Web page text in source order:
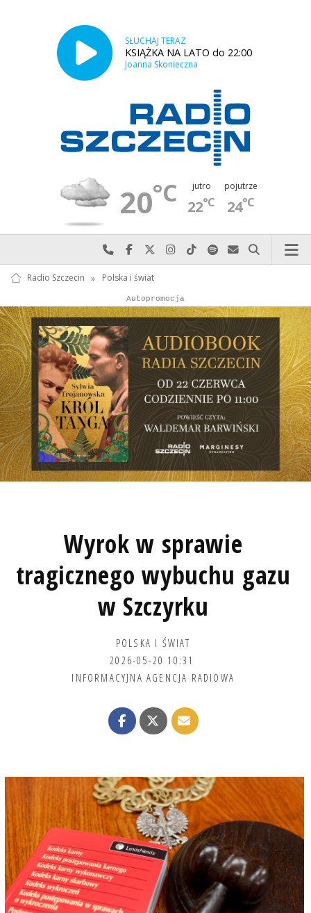
SŁUCHAJ TERAZ
KSIĄŻKA NA LATO do 22:00
Joanna Skonieczna
20°C jutro
22°C
pojutrze
24°C
Najlepiej po prostu do nas zadzwoń
Odwiedź nas na Facebook-u
Odwiedź nas na X
Odwiedź nas na Instagram-ie
Odwiedź nas na TikTok-u
Szukaj nas na Spotify
Wyślij do nas
Szukaj
Radio Szczecin » Polska i świat
Reklama
Autopromocja
Autopromocja
Wyrok w sprawie
tragicznego wybuchu gazu
w Szczyrku
POLSKA I ŚWIAT
2026-05-20 10:31
INFORMACYJNA AGENCJA RADIOWA